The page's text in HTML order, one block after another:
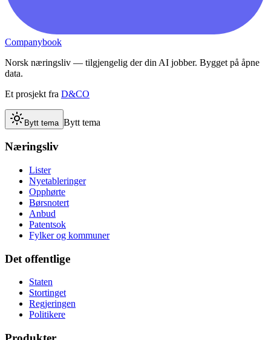
Companybook
Norsk næringsliv — tilgjengelig der din AI jobber. Bygget på åpne
data.
Et prosjekt fra D&CO
Bytt tema Bytt tema
Næringsliv
Lister
Nyetableringer
Opphørte
Børsnotert
Anbud
Patentsok
Fylker og kommuner
Det offentlige
Staten
Stortinget
Regjeringen
Politikere